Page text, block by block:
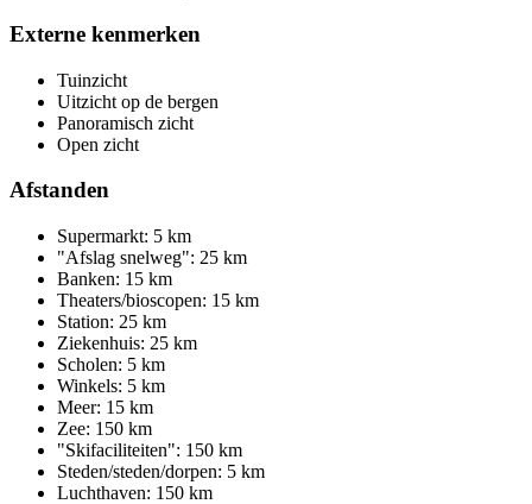
Externe kenmerken
Tuinzicht
Uitzicht op de bergen
Panoramisch zicht
Open zicht
Afstanden
Supermarkt: 5 km
"Afslag snelweg": 25 km
Banken: 15 km
Theaters/bioscopen: 15 km
Station: 25 km
Ziekenhuis: 25 km
Scholen: 5 km
Winkels: 5 km
Meer: 15 km
Zee: 150 km
"Skifaciliteiten": 150 km
Steden/steden/dorpen: 5 km
Luchthaven: 150 km